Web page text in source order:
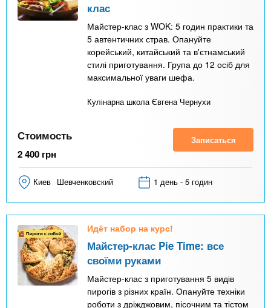
клас
Майстер-клас з WOK: 5 годин практики та
5 автентичних страв. Опануйте
корейський, китайський та в'єтнамський
стилі приготування. Група до 12 осіб для
максимальної уваги шефа.
Кулінарна школа Євгена Чернухи
Стоимость
2 400 грн
Записаться
Киев Шевченковский 1 день - 5 годин
Идёт набор на курс!
Майстер-клас Pie Time: все
своїми руками
Майстер-клас з приготування 5 видів
пирогів з різних країн. Опануйте техніки
роботи з дріжджовим, пісочним та тістом